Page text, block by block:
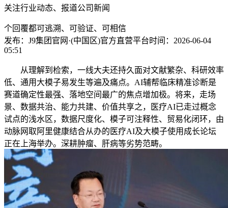
关注行业动态、报道公司新闻
个回覆都可逃溯、可验证、可相信
发布：J9集团官网·(中国区)官方直营平台时间：2026-06-04
05:51
从理解到检索，一线大夫还持久面对文献繁杂、科研效率
低、通用大模子易发生等遍及痛点。AI辅帮临床精准诊断是
赛道确定性最强、落地空间最广的焦点增加极。将来，走场
景、数据共治、能力共建、价值共享之，医疗AI已走过概念
试点的浅水区，数据尺度化、模子可注释性、贸易化闭环，由
动脉网取阿里健康结合从办的医疗AI及大模子使用成长论坛
正在上海举办。深耕肿瘤、肝病等劣势范畴。